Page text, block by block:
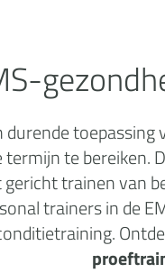
toepassing
te
trainen van
trainers in de